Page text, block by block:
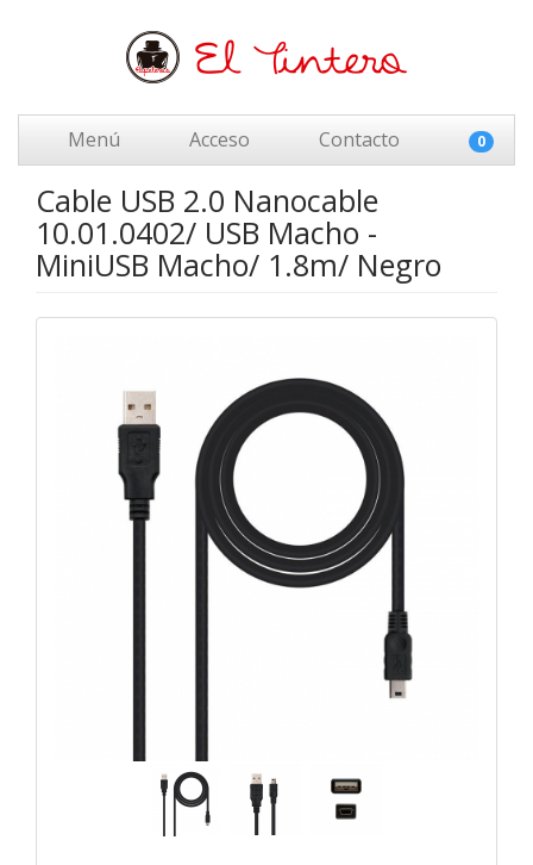
Menú Acceso Contacto 0
Cable USB 2.0 Nanocable
10.01.0402/ USB Macho -
MiniUSB Macho/ 1.8m/ Negro